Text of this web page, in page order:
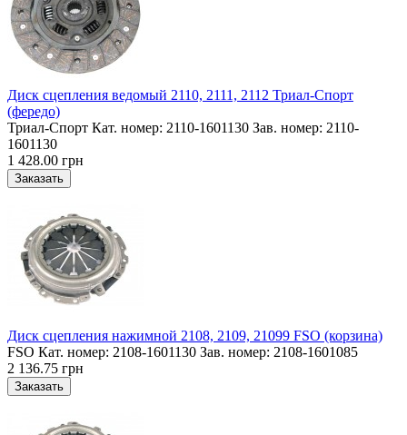
Диск сцепления ведомый 2110, 2111, 2112 Триал-Спорт
(фередо)
Триал-Спорт Кат. номер: 2110-1601130 Зав. номер: 2110-
1601130
1 428.00 грн
Диск сцепления нажимной 2108, 2109, 21099 FSO (корзина)
FSO Кат. номер: 2108-1601130 Зав. номер: 2108-1601085
2 136.75 грн